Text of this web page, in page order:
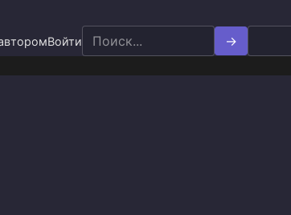
Войти
Search
for: